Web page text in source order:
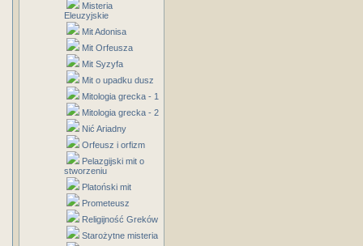
Misteria
Eleuzyjskie
Mit Adonisa
Mit Orfeusza
Mit Syzyfa
Mit o upadku dusz
Mitologia grecka - 1
Mitologia grecka - 2
Nić Ariadny
Orfeusz i orfizm
Pelazgijski mit o
stworzeniu
Platoński mit
Prometeusz
Religijność Greków
Starożytne misteria